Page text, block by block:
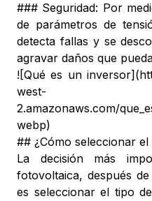
### Seguridad: Por
de parámetros de
detecta fallas y se
agravar daños que
![Qué es un
west-
2.amazonaws.com/
webp)
## ¿Cómo seleccionar
La decisión más
fotovoltaica, después
es seleccionar el tipo